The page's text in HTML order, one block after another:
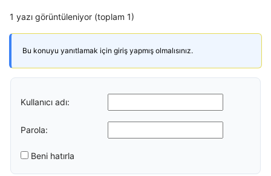
1 yazı görüntüleniyor (toplam 1)
Bu konuyu yanıtlamak için giriş yapmış olmalısınız.
Kullanıcı adı:
Parola:
Beni hatırla